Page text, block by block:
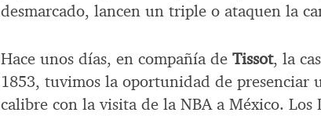
desmarcado, lancen un triple o ataquen la
Hace unos días, en compañía deTissot, la
1853, tuvimos la oportunidad de presenciar
calibre con la visita de la NBA a México. Los